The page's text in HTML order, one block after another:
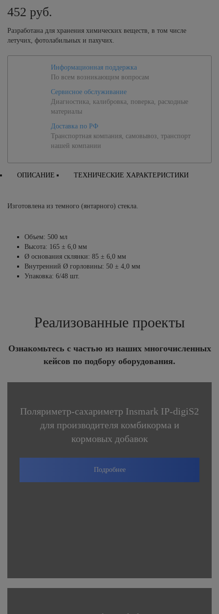
452 руб.
Разработана для хранения химических веществ, в том числе
летучих, фотолабильных и пахучих.
Информационная поддержка
По всем возникающим вопросам
Сервисное обслуживание
Диагностика, калибровка, поверка, расходные
материалы
Доставка по РФ
Транспортная компания, самовывоз, транспорт
нашей компании
ОПИСАНИЕ ТЕХНИЧЕСКИЕ ХАРАКТЕРИСТИКИ
Изготовлена из темного (янтарного) стекла.
Объем: 500 мл
Высота: 165 ± 6,0 мм
Ø основания склянки: 85 ± 6,0 мм
Внутренний Ø горловины: 50 ± 4,0 мм
Упаковка: 6/48 шт.
Реализованные проекты
Ознакомьтесь с частью из наших многочисленных
кейсов по подбору оборудования.
Поляриметр-сахариметр Insmark IP-digiS2
для производителя комбикорма и
кормовых добавок
Подробнее